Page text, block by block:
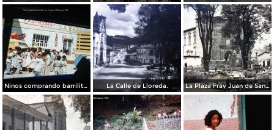
Ninos comprando barrilitos en Uruapan, Michoacán 1960. La Calle de Lloreda. La Plaza Fray Juan de San Miguel.